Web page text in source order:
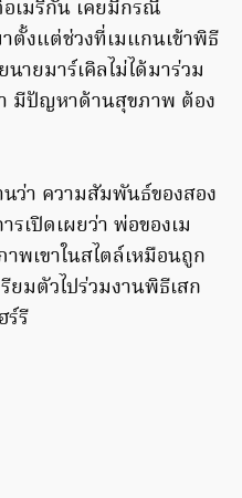
เมริกัน เคยมีกรณี
ตั้งแต่ช่วงที่เมแกนเข้าพิธี
ายมาร์เคิลไม่ได้มาร่วม
มีปัญหาด้านสุขภาพ ต้อง
ว่า ความสัมพันธ์ของสอง
เปิดเผยว่า พ่อของเม
พเขาในสไตล์เหมือนถูก
ยมตัวไปร่วมงานพิธีเสก
ร์รี